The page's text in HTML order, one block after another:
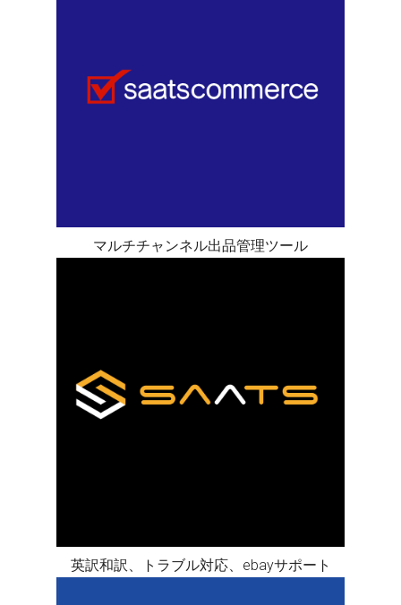
マルチチャンネル出品管理ツール
英訳和訳、トラブル対応、ebayサポート